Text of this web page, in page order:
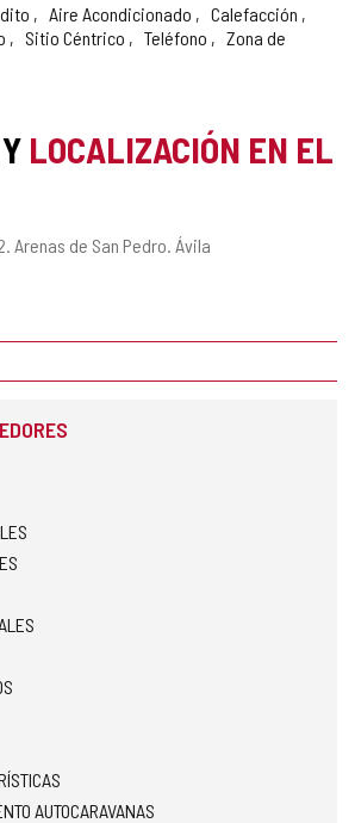
Aire Acondicionado
Calefacción
Sitio Céntrico Teléfono
Zona de
LOCALIZACIÓN EN EL
Arenas de San Pedro. Ávila
AUTOCARAVANAS